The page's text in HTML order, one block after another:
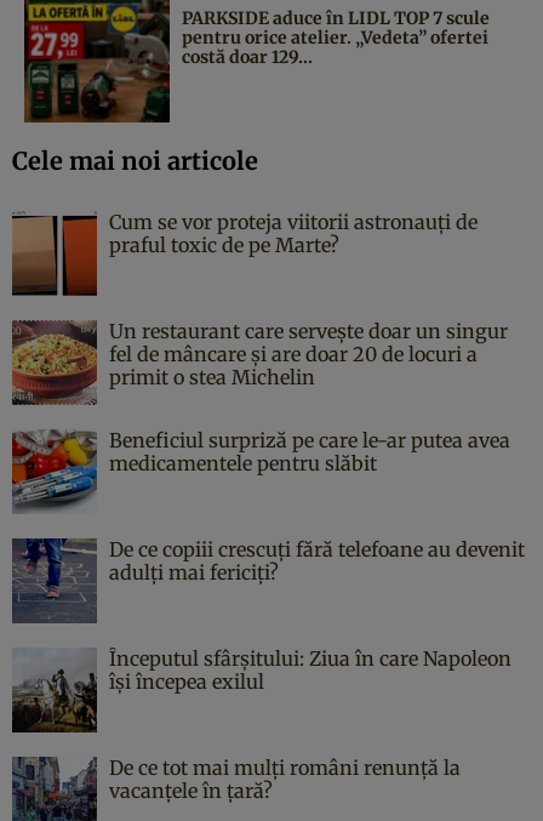
PARKSIDE aduce în LIDL TOP 7 scule
pentru orice atelier. „Vedeta” ofertei
costă doar 129...
Cele mai noi articole
Cum se vor proteja viitorii astronauți de
praful toxic de pe Marte?
Un restaurant care servește doar un singur
fel de mâncare și are doar 20 de locuri a
primit o stea Michelin
Beneficiul surpriză pe care le-ar putea avea
medicamentele pentru slăbit
De ce copiii crescuți fără telefoane au devenit
adulți mai fericiți?
Începutul sfârşitului: Ziua în care Napoleon
îşi începea exilul
De ce tot mai mulți români renunță la
vacanțele în țară?